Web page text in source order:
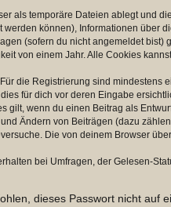
als temporäre Dateien ablegt und
können), Informationen über
(sofern du nicht angemeldet bist)
von einem Jahr. Alle Cookies
die Registrierung sind mindestens
für dich vor deren Eingabe
gilt, wenn du einen Beitrag als
Ändern von Beiträgen (dazu
Die von deinem Browser
bei Umfragen, der Gelesen-
dieses Passwort nicht auf